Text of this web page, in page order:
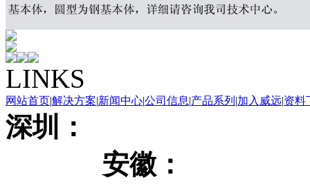
LINKS
网站首页|解决方案|新闻中心|公司信息|产品系列 |加入威远|资料
深
安